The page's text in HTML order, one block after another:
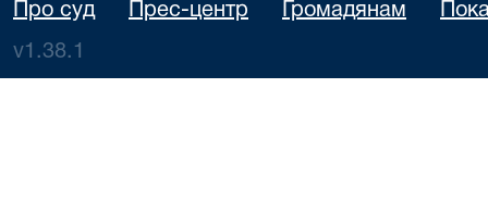
Про суд Прес-центр Громадянам
v1.38.1